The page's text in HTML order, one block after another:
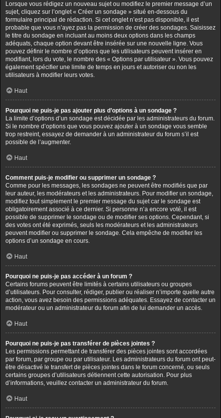
Lorsque vous rédigez un nouveau sujet ou modifiez le premier message d’un
sujet, cliquez sur l’onglet « Créer un sondage » situé en-dessous du
formulaire principal de rédaction. Si cet onglet n’est pas disponible, il est
probable que vous n’ayez pas la permission de créer des sondages. Saisissez
le titre du sondage en incluant au moins deux options dans les champs
adéquats, chaque option devant être insérée sur une nouvelle ligne. Vous
pouvez définir le nombre d’options que les utilisateurs peuvent insérer en
modifiant, lors du vote, le nombre des « Options par utilisateur ». Vous pouvez
également spécifier une limite de temps en jours et autoriser ou non les
utilisateurs à modifier leurs votes.
Haut
Pourquoi ne puis-je pas ajouter plus d’options à un sondage ?
La limite d’options d’un sondage est décidée par les administrateurs du forum.
Si le nombre d’options que vous pouvez ajouter à un sondage vous semble
trop restreint, essayez de demander à un administrateur du forum s’il est
possible de l’augmenter.
Haut
Comment puis-je modifier ou supprimer un sondage ?
Comme pour les messages, les sondages ne peuvent être modifiés que par
leur auteur, les modérateurs et les administrateurs. Pour modifier un sondage,
modifiez tout simplement le premier message du sujet car le sondage est
obligatoirement associé à ce dernier. Si personne n’a encore voté, il est
possible de supprimer le sondage ou de modifier ses options. Cependant, si
des votes ont été exprimés, seuls les modérateurs et les administrateurs
peuvent modifier ou supprimer le sondage. Cela empêche de modifier les
options d’un sondage en cours.
Haut
Pourquoi ne puis-je pas accéder à un forum ?
Certains forums peuvent être limités à certains utilisateurs ou groupes
d’utilisateurs. Pour consulter, rédiger, publier ou réaliser n’importe quelle autre
action, vous avez besoin des permissions adéquates. Essayez de contacter un
modérateur ou un administrateur du forum afin de lui demander un accès.
Haut
Pourquoi ne puis-je pas transférer de pièces jointes ?
Les permissions permettant de transférer des pièces jointes sont accordées
par forum, par groupe ou par utilisateur. Les administrateurs du forum ont peut-
être désactivé le transfert de pièces jointes dans le forum concerné, ou seuls
certains groupes d’utilisateurs détiennent cette autorisation. Pour plus
d’informations, veuillez contacter un administrateur du forum.
Haut